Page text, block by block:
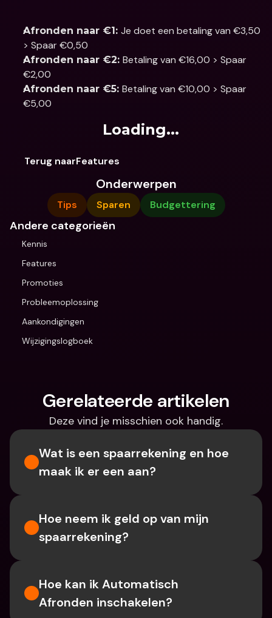
Afronden naar €1: Je doet een betaling van €3,50
> Spaar €0,50
Afronden naar €2: Betaling van €16,00 > Spaar
€2,00
Afronden naar €5: Betaling van €10,00 > Spaar
€5,00
Loading...
Terug naarFeatures
Onderwerpen
Tips Sparen Budgettering
Andere categorieën
Kennis
Features
Promoties
Probleemoplossing
Aankondigingen
Wijzigingslogboek
Gerelateerde artikelen
Deze vind je misschien ook handig.
Wat is een spaarrekening en hoe
maak ik er een aan?
Hoe neem ik geld op van mijn
spaarrekening?
Hoe kan ik Automatisch
Afronden inschakelen?